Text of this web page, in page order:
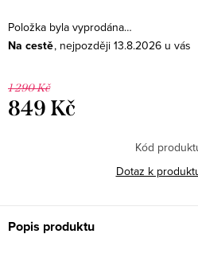
Položka byla vyprodána…
Na cestě 13.8.2026
1 290 Kč
849 Kč
Kód
Dotaz k
Popis produktu